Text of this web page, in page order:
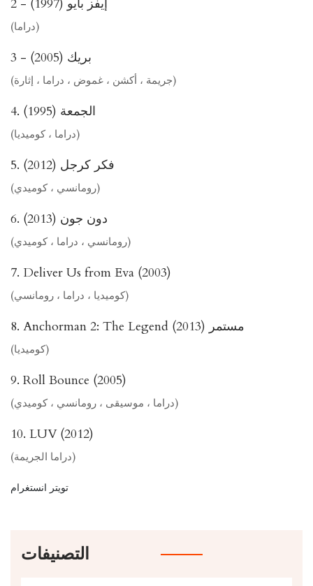
2 - إيفز بايو (1997)
(دراما)
3 - بريك (2005)
(جريمة ، أكشن ، غموض ، دراما ، إثارة)
4. الجمعة (1995)
(دراما ، كوميديا)
5. فكر كرجل (2012)
(رومانسي ، كوميدي)
6. دون جون (2013)
(رومانسي ، دراما ، كوميدي)
7. Deliver Us from Eva (2003)
(كوميديا ​​، دراما ، رومانسي)
8. Anchorman 2: The Legend مستمر (2013)
(كوميديا)
9. Roll Bounce (2005)
(دراما ، موسيقى ، رومانسي ، كوميدي)
10. LUV (2012)
(دراما الجريمة)
تويتر انستغرام
التصنيفات